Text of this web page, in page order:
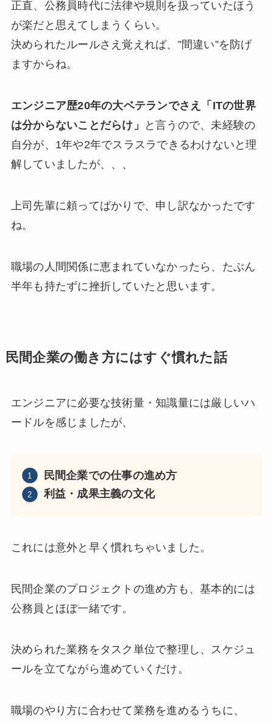
正直、公務員時代に法律や規則を扱っていたほう
が楽だと思えてしまうくらい。
決められたルールさえ覚えれば、”間違い”を防げ
ますからね。
エンジニア歴20年の大ベテランでさえ「ITの世界
は分からないことだらけ」
と言うので、未経験の
自分が、1年や2年でスラスラできるわけないと理
解していましたが、、、
上司先輩に頼ってばかりで、申し訳なかったです
ね。
職場の人間関係に恵まれていなかったら、たぶん
半年も持たずに挫折していたと思います。
民間企業の働き方にはすぐ慣れた話
エンジニアに必要な技術量・知識量には厳しいハ
ードルを感じましたが、
民間企業での仕事の進め方
利益・成果主義の文化
これには意外と早く慣れちゃいました。
民間企業のプロジェクトの進め方も、基本的には
公務員とほぼ一緒です。
決められた業務をタスク単位で整理し、スケジュ
ールを立てながら進めていくだけ。
職場のやり方に合わせて業務を進めるうちに、